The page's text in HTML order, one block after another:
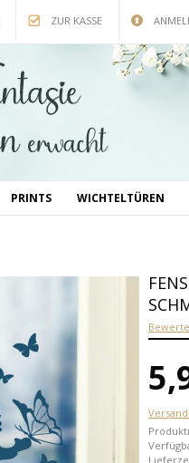
ZUR KASSE
PRINTS WICHTELTÜREN